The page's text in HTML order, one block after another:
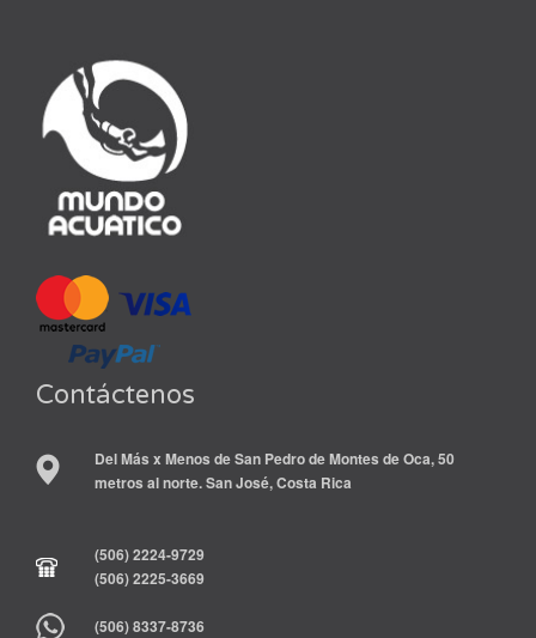
Contáctenos
Del Más x Menos de San Pedro de Montes de Oca, 50
metros al norte. San José, Costa Rica
(506) 2224-9729
(506) 2225-3669
(506) 8337-8736